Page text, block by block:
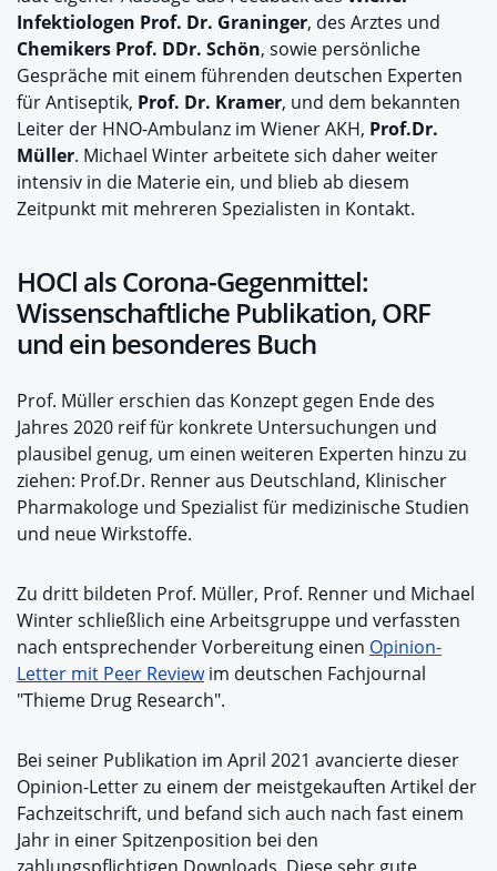
Infektiologen Prof. Dr. Graninger, des Arztes und
Chemikers Prof. DDr. Schön, sowie persönliche
Gespräche mit einem führenden deutschen Experten
für Antiseptik, Prof. Dr. Kramer, und dem bekannten
Leiter der HNO-Ambulanz im Wiener AKH, Prof.Dr.
Müller. Michael Winter arbeitete sich daher weiter
intensiv in die Materie ein, und blieb ab diesem
Zeitpunkt mit mehreren Spezialisten in Kontakt.
HOCl als Corona-Gegenmittel:
Wissenschaftliche Publikation, ORF
und ein besonderes Buch
Prof. Müller erschien das Konzept gegen Ende des
Jahres 2020 reif für konkrete Untersuchungen und
plausibel genug, um einen weiteren Experten hinzu zu
ziehen: Prof.Dr. Renner aus Deutschland, Klinischer
Pharmakologe und Spezialist für medizinische Studien
und neue Wirkstoffe.
Zu dritt bildeten Prof. Müller, Prof. Renner und Michael
Winter schließlich eine Arbeitsgruppe und verfassten
nach entsprechender Vorbereitung einen Opinion-
Letter mit Peer Reviewim deutschen Fachjournal
"Thieme Drug Research".
Bei seiner Publikation im April 2021 avancierte dieser
Opinion-Letter zu einem der meistgekauften Artikel der
Fachzeitschrift, und befand sich auch nach fast einem
Jahr in einer Spitzenposition bei den